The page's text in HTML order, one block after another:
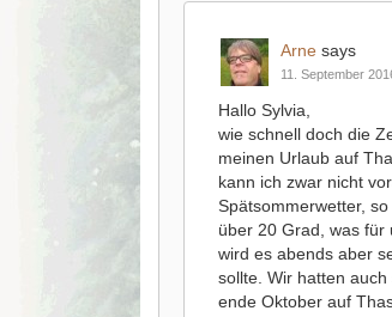
Arne says
11. September
Hallo Sylvia,
wie schnell doch die
meinen Urlaub auf
kann ich zwar nicht
Spätsommerwetter,
über 20 Grad, was für
wird es abends aber
sollte. Wir hatten
ende Oktober auf